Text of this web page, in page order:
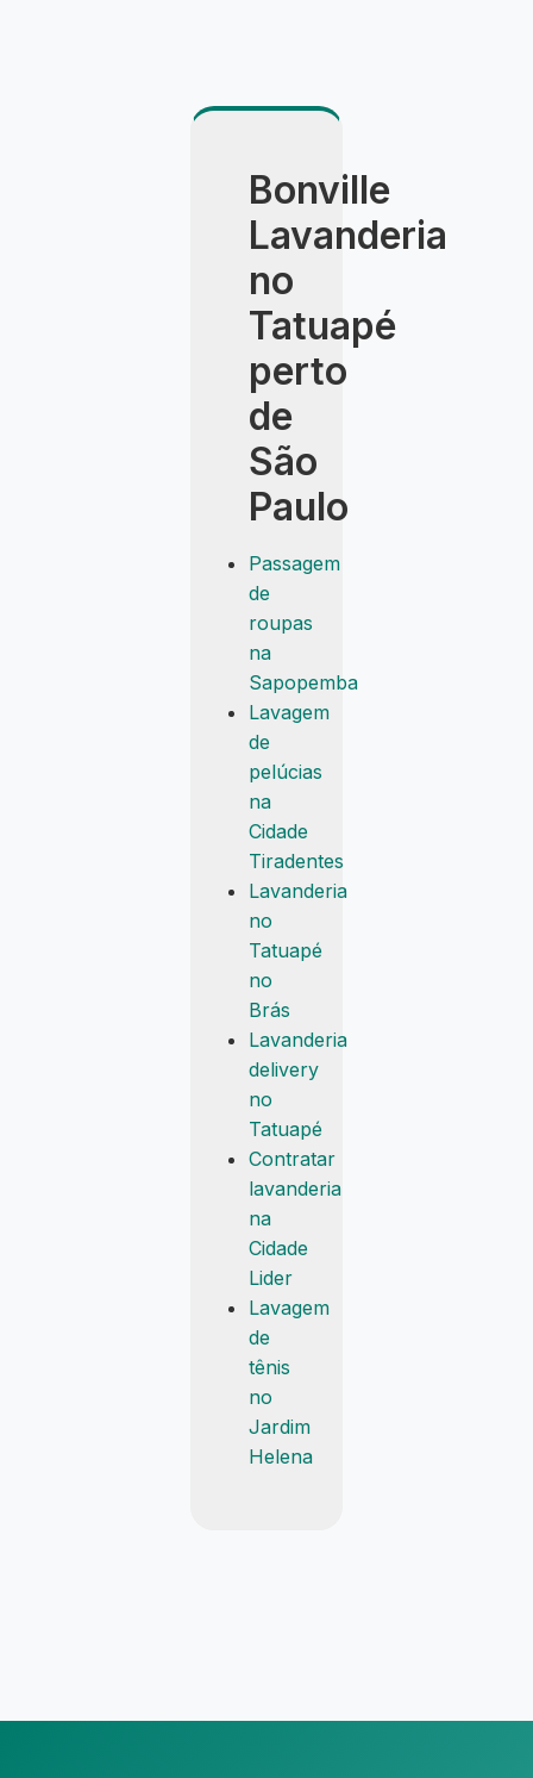
Bonville
Lavanderia
no
Tatuapé
perto
de
São
Paulo
Passagem
de
roupas
na
Sapopemba
Lavagem
de
pelúcias
na
Cidade
Tiradentes
Lavanderia
no
Tatuapé
no
Brás
Lavanderia
delivery
no
Tatuapé
Contratar
lavanderia
na
Cidade
Lider
Lavagem
de
tênis
no
Jardim
Helena